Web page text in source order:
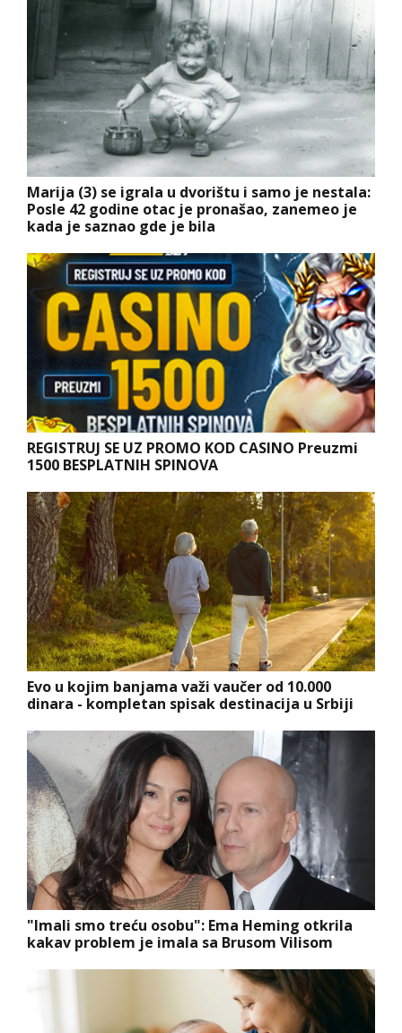
Marija (3) se igrala u dvorištu i samo je nestala:
Posle 42 godine otac je pronašao, zanemeo je
kada je saznao gde je bila
REGISTRUJ SE UZ PROMO KOD CASINO Preuzmi
1500 BESPLATNIH SPINOVA
Evo u kojim banjama važi vaučer od 10.000
dinara - kompletan spisak destinacija u Srbiji
"Imali smo treću osobu": Ema Heming otkrila
kakav problem je imala sa Brusom Vilisom